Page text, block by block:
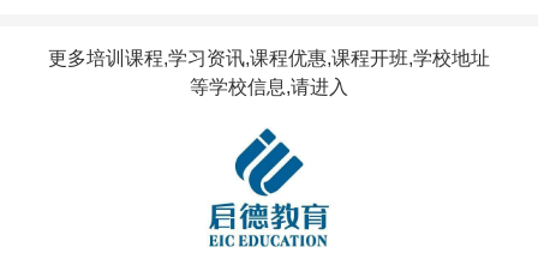
更多培训课程,学习资讯,课程优惠,课程开班,学校地址
等学校信息,请进入